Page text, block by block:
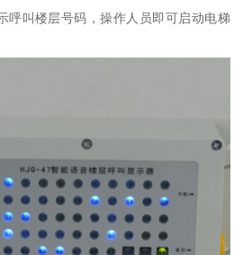
呼叫楼层号码，操作人员即可启动电梯